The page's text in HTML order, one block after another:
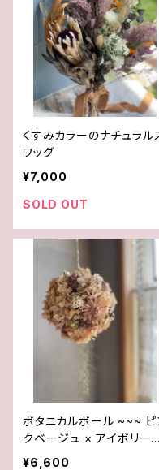
くすみカラーのナチュラル
ワッグ
¥7,000
SOLD OUT
ボタニカルボール ~~~ ピ
クベージュ × アイボリー
~
¥6,600